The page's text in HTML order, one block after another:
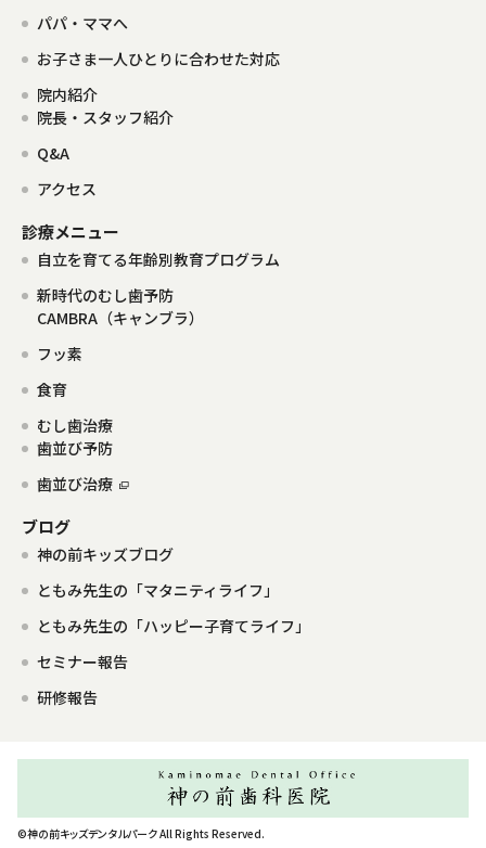
パパ・ママへ
お子さま一人ひとりに合わせた対応
院内紹介
院長・スタッフ紹介
Q&A
アクセス
診療メニュー
自立を育てる年齢別教育プログラム
新時代のむし歯予防
CAMBRA（キャンブラ）
フッ素
食育
むし歯治療
歯並び予防
歯並び治療
ブログ
神の前キッズブログ
ともみ先生の「マタニティライフ」
ともみ先生の「ハッピー子育てライフ」
セミナー報告
研修報告
©神の前キッズデンタルパーク All Rights Reserved.